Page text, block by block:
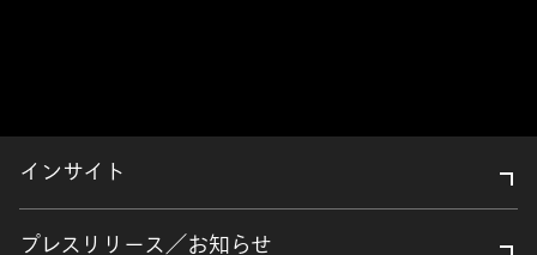
インサイト
プレスリリース／お知らせ